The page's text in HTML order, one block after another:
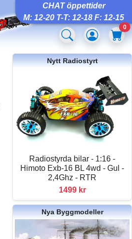
CHAT öppettider
M: 12-20 T-T: 12-18 F: 12-15
0
Nytt Radiostyrt
Radiostyrda bilar - 1:16 -
Himoto Exb-16 BL 4wd - Gul -
2,4Ghz - RTR
1499 kr
Nya Byggmodeller